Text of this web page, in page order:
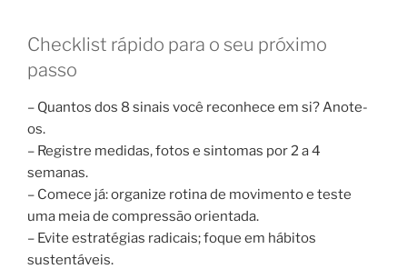
Checklist rápido para o seu próximo
passo
– Quantos dos 8 sinais você reconhece em si? Anote-
os.
– Registre medidas, fotos e sintomas por 2 a 4
semanas.
– Comece já: organize rotina de movimento e teste
uma meia de compressão orientada.
– Evite estratégias radicais; foque em hábitos
sustentáveis.